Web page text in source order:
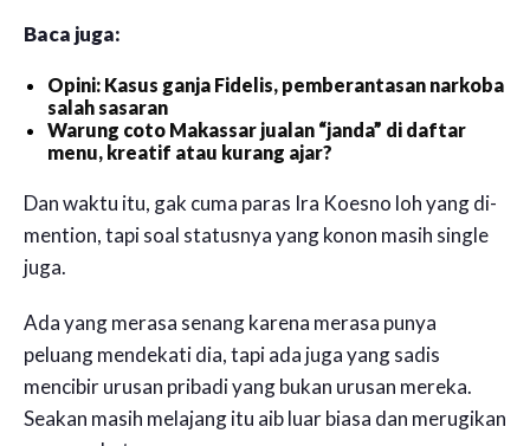
Baca juga:
Opini: Kasus ganja Fidelis, pemberantasan narkoba
salah sasaran
Warung coto Makassar jualan “janda” di daftar
menu, kreatif atau kurang ajar?
Dan waktu itu, gak cuma paras Ira Koesno loh yang di-
mention, tapi soal statusnya yang konon masih single
juga.
Ada yang merasa senang karena merasa punya
peluang mendekati dia, tapi ada juga yang sadis
mencibir urusan pribadi yang bukan urusan mereka.
Seakan masih melajang itu aib luar biasa dan merugikan